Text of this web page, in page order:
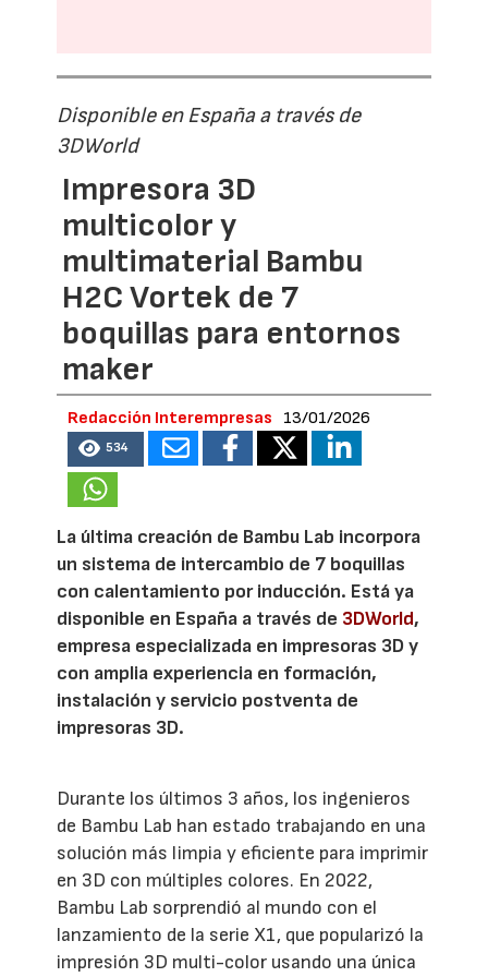
Disponible en España a través de
3DWorld
Impresora 3D
multicolor y
multimaterial Bambu
H2C Vortek de 7
boquillas para entornos
maker
Redacción Interempresas 13/01/2026
534
La última creación de Bambu Lab incorpora
un sistema de intercambio de 7 boquillas
con calentamiento por inducción. Está ya
disponible en España a través de 3DWorld,
empresa especializada en impresoras 3D y
con amplia experiencia en formación,
instalación y servicio postventa de
impresoras 3D.
Durante los últimos 3 años, los ingenieros
de Bambu Lab han estado trabajando en una
solución más limpia y eficiente para imprimir
en 3D con múltiples colores. En 2022,
Bambu Lab sorprendió al mundo con el
lanzamiento de la serie X1, que popularizó la
impresión 3D multi-color usando una única